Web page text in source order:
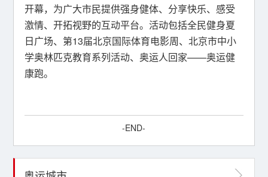
开幕，为广大市民提供强身健体、分享快乐、感受
激情、开拓视野的互动平台。活动包括全民健身夏
日广场、第13届北京国际体育电影周、北京市中小
学奥林匹克教育系列活动、奥运人回家——奥运健
康跑。
-END-